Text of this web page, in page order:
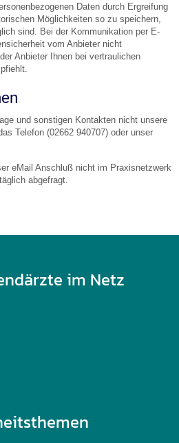
Daten durch Ergreifung
Möglichkeiten so zu speichern,
sind. Bei der Kommunikation per E-
vom Anbieter nicht
Anbieter Ihnen bei vertraulichen
und sonstigen Kontakten nicht unsere
Telefon (02662 940707) oder unser
eMail Anschluß nicht im Praxisnetzwerk
abgefragt.
im Netz